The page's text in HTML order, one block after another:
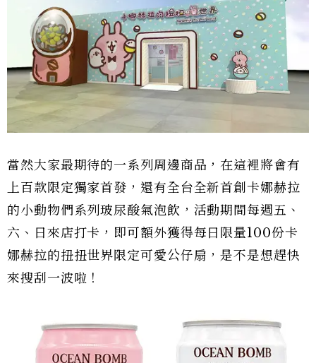
當然大家最期待的一系列周邊商品，在這裡將會有
上百款限定獨家首發，還有全台全新首創卡娜赫拉
的小動物們系列玻尿酸氣泡飲，活動期間每週五、
六、日來店打卡，即可額外獲得每日限量100份卡
娜赫拉的扭扭世界限定可愛公仔扇，是不是想趕快
來搜刮一波啦！